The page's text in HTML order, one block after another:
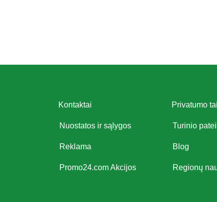
Kontaktai Privatumo
Nuostatos ir sąlygos Turinio
Reklama Blog
Promo24.com Akcijos Regionų